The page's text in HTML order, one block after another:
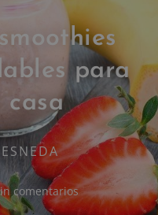
para
casa
comentarios